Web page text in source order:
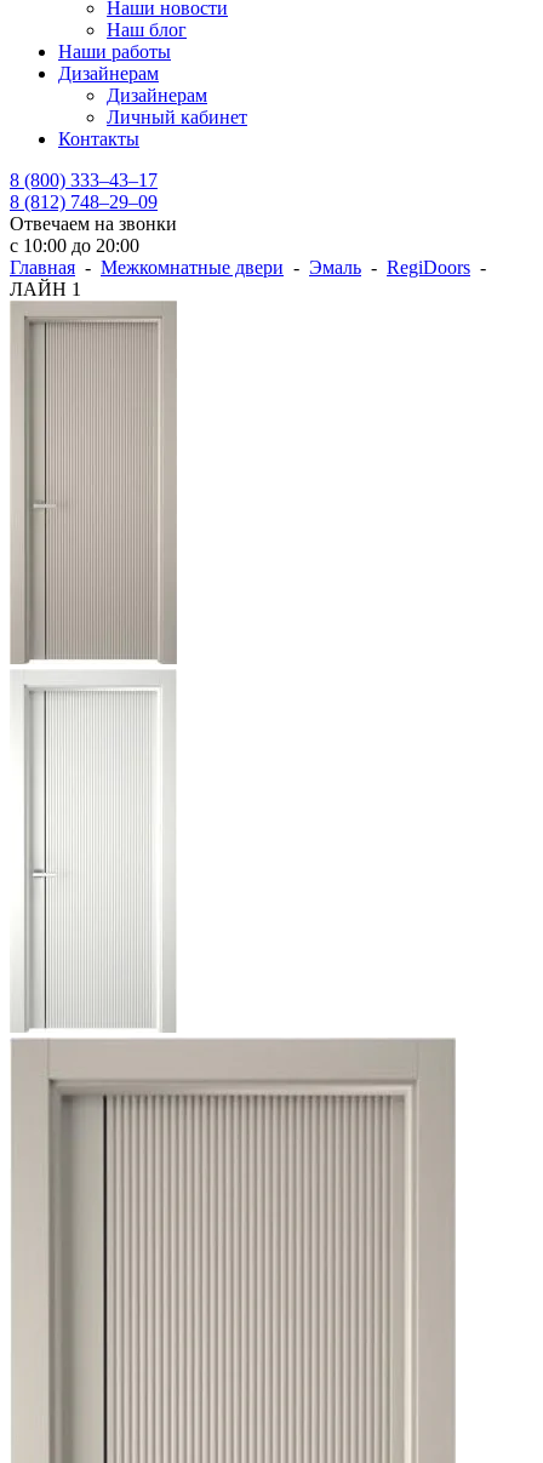
Наши новости
Наш блог
Наши работы
Дизайнерам
Дизайнерам
Личный кабинет
Контакты
8 (800) 333–43–17
8 (812) 748–29–09
Отвечаем на звонки
с 10:00 до 20:00
Главная - Межкомнатные двери - Эмаль - RegiDoors -
ЛАЙН 1